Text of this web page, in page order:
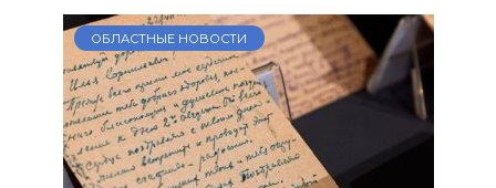
ОБЛАСТНЫЕ НОВОСТИ